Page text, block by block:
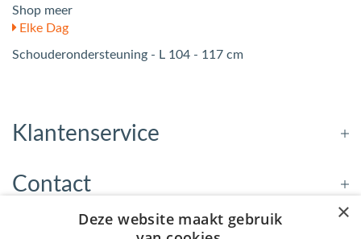
Shop meer
Elke Dag
Schouderondersteuning - L 104 - 117 cm
Klantenservice
Contact
×
Deze website maakt gebruik